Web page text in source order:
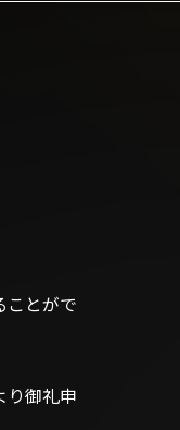
ことがで
り御礼申